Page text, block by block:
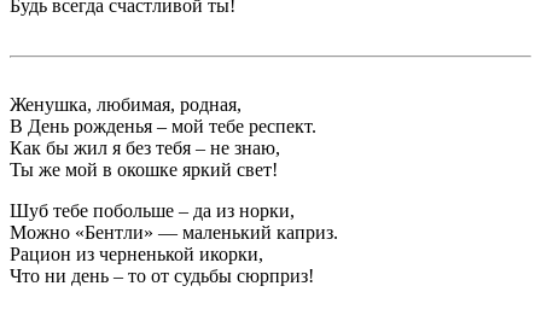
Будь всегда счастливой ты!
Женушка, любимая, родная,
В День рожденья – мой тебе респект.
Как бы жил я без тебя – не знаю,
Ты же мой в окошке яркий свет!
Шуб тебе побольше – да из норки,
Можно «Бентли» — маленький каприз.
Рацион из черненькой икорки,
Что ни день – то от судьбы сюрприз!